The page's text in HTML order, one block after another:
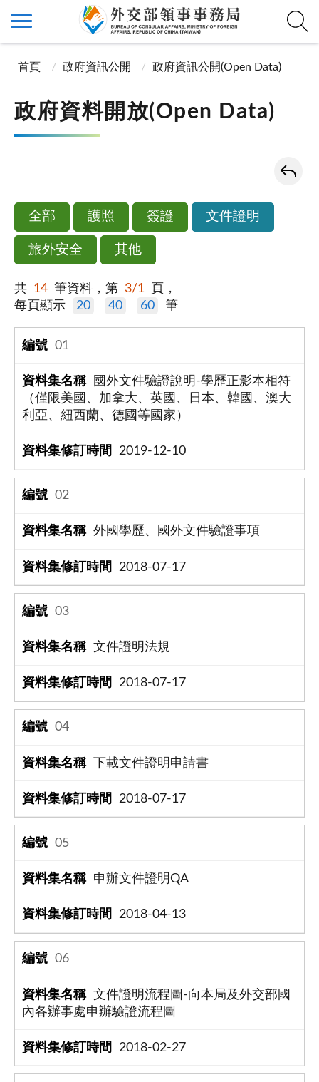
首頁 政府資訊公開 政府資訊公開(Open Data)
政府資料開放(Open Data)
全部 護照 簽證 文件證明
旅外安全 其他
共 14 筆資料，第 3/1
頁，
每頁顯示
20 40 60 筆
01
國外文件驗證說明-學歷正影本相符
（僅限美國、加拿大、英國、日本、韓國、澳大
利亞、紐西蘭、德國等國家）
2019-12-10
02
外國學歷、國外文件驗證事項
2018-07-17
03
文件證明法規
2018-07-17
04
下載文件證明申請書
2018-07-17
05
申辦文件證明QA
2018-04-13
06
文件證明流程圖-向本局及外交部國
內各辦事處申辦驗證流程圖
2018-02-27